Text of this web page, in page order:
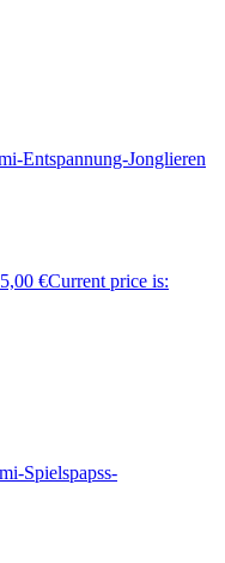
5,00 €Current price is: